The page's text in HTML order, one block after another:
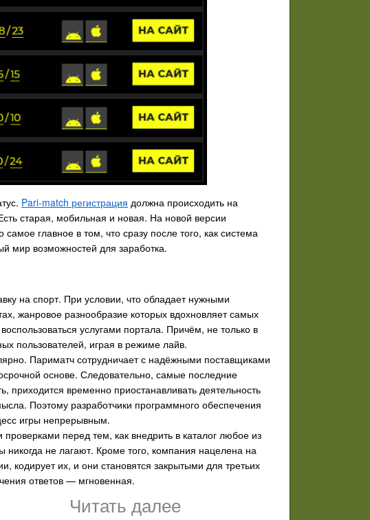
Pari-match регистрация должна происходить на
старая, мобильная и новая. На новой версии
главное в том, что сразу после того, как система
мир возможностей для заработка.
на спорт. При условии, что обладает нужными
жанровое разнообразие которых вдохновляет самых
услугами портала. Причём, не только в
пользователей, играя в режиме лайв.
Париматч сотрудничает с надёжными поставщиками
основе. Следовательно, самые последние
приходится временно приостанавливать деятельность
Поэтому разработчики программного обеспечения
игры непрерывным.
перед тем, как внедрить в каталог любое из
не лагают. Кроме того, компания нацелена на
кодирует их, и они становятся закрытыми для третьих
ответов — мгновенная.
Читать далее